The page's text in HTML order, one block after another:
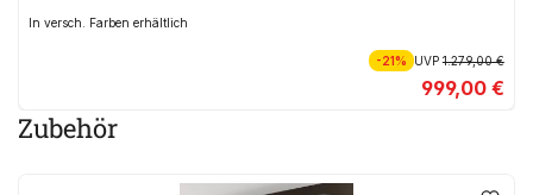
In versch. Farben erhältlich
-21% UVP1.279,00 €
999,00 €
Zubehör